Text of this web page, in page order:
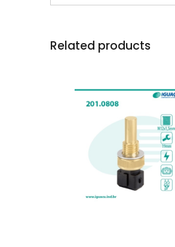
Related products